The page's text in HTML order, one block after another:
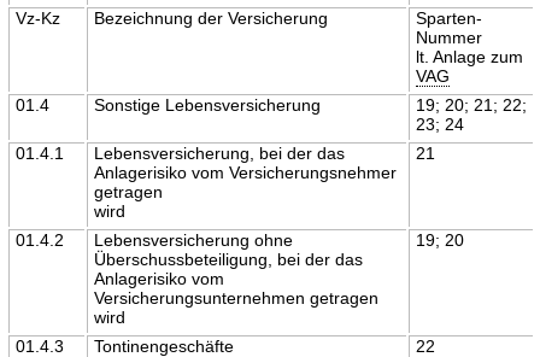
Vz-Kz Bezeichnung der Versicherung
Sparten-
Nummer
lt. Anlage zum
VAG
01.4
Sonstige Lebensversicherung
19; 20; 21; 22;
23; 24
01.4.1
Lebensversicherung, bei der das
Anlagerisiko vom Versicherungsnehmer
getragen
wird
21
01.4.2
Lebensversicherung ohne
Überschussbeteiligung, bei der das
Anlagerisiko vom
Versicherungsunternehmen getragen
wird
19; 20
01.4.3 Tontinengeschäfte
22